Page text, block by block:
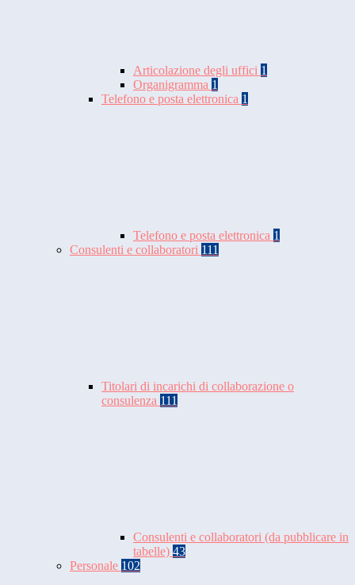
Articolazione degli uffici 1
Organigramma 1
Telefono e posta elettronica 1
Telefono e posta elettronica 1
Consulenti e collaboratori 111
Titolari di incarichi di collaborazione o
consulenza 111
Consulenti e collaboratori (da pubblicare in
tabelle) 43
Personale 102